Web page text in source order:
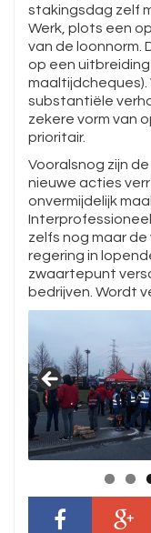
stakingsdag zelf
Werk, plots een
van de loonnorm.
op een
maaltijdcheques).
substantiële
zekere vorm van
prioritair.
Vooralsnog zijn
nieuwe acties
onvermijdelijk
zelfs nog maar
regering in
zwaartepunt
bedrijven. Wordt